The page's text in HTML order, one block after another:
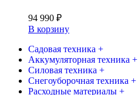
94 990 ₽
В корзину
Садовая техника +
Аккумуляторная техника +
Силовая техника +
Снегоуборочная техника +
Расходные материалы +